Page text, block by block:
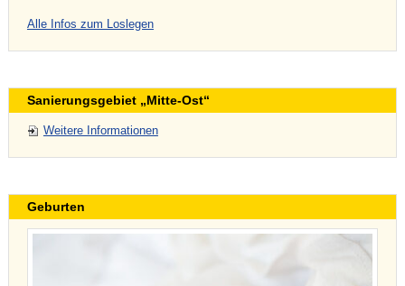
Alle Infos zum Loslegen
Sanierungsgebiet „Mitte-Ost“
Weitere Informationen
Geburten